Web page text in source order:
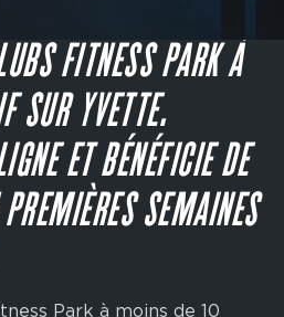
JE M'INSCRIS
FITNESS PARK À
SUR YVETTE.
ET BÉNÉFICIE DE
SEMAINES
Park à moins de 10